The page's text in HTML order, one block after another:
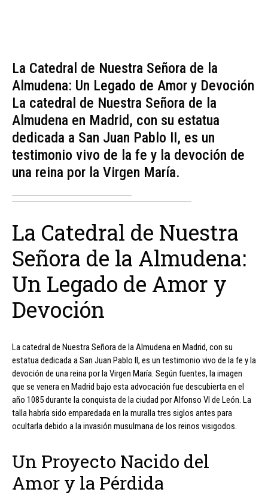
La Catedral de Nuestra Señora de la
Almudena: Un Legado de Amor y Devoción
La catedral de Nuestra Señora de la
Almudena en Madrid, con su estatua
dedicada a San Juan Pablo II, es un
testimonio vivo de la fe y la devoción de
una reina por la Virgen María.
La Catedral de Nuestra
Señora de la Almudena:
Un Legado de Amor y
Devoción
La catedral de Nuestra Señora de la Almudena en Madrid, con su
estatua dedicada a San Juan Pablo II, es un testimonio vivo de la fe y la
devoción de una reina por la Virgen María. Según fuentes, la imagen
que se venera en Madrid bajo esta advocación fue descubierta en el
año 1085 durante la conquista de la ciudad por Alfonso VI de León. La
talla habría sido emparedada en la muralla tres siglos antes para
ocultarla debido a la invasión musulmana de los reinos visigodos.
Un Proyecto Nacido del
Amor y la Pérdida